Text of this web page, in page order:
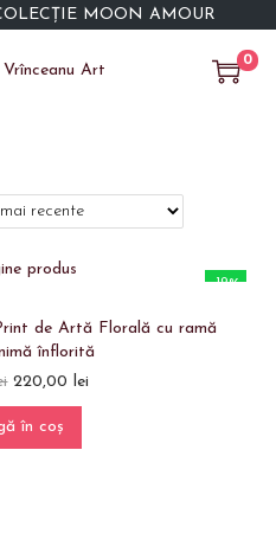
MOON AMOUR
0
-12%
de Artă Florală cu ramă
înflorită
220,00lei
în coș